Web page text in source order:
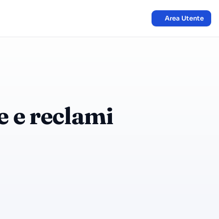
Area Utente
e reclami